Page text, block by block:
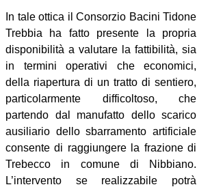
In tale ottica il Consorzio Bacini Tidone
Trebbia ha fatto presente la propria
disponibilitàa valutare la fattibilità, sia
in termini operativi che economici,
della riapertura di un tratto di sentiero,
particolarmente difficoltoso, che
partendo dal manufatto dello scarico
ausiliario dello sbarramento artificiale
consente di raggiungere la frazione di
Trebecco in comune di Nibbiano.
L’intervento se realizzabile potrà